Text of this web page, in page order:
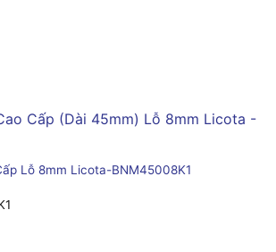
Lỗ 8mm Licota-BNM45008K1